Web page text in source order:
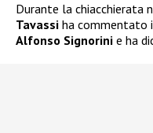
Durante la chiacchierata
Tavassi ha commentato
Alfonso Signorini e ha